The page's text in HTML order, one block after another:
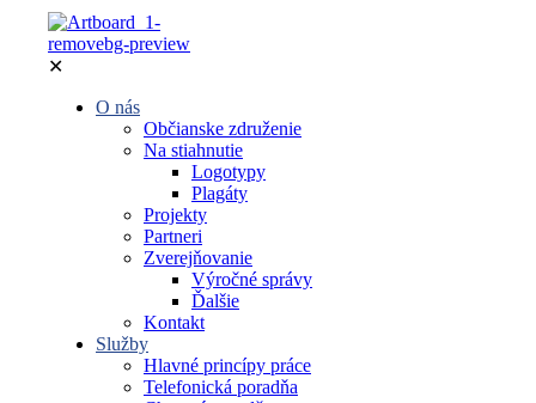
✕
O nás
Občianske združenie
Na stiahnutie
Logotypy
Plagáty
Projekty
Partneri
Zverejňovanie
Výročné správy
Ďalšie
Kontakt
Služby
Hlavné princípy práce
Telefonická poradňa